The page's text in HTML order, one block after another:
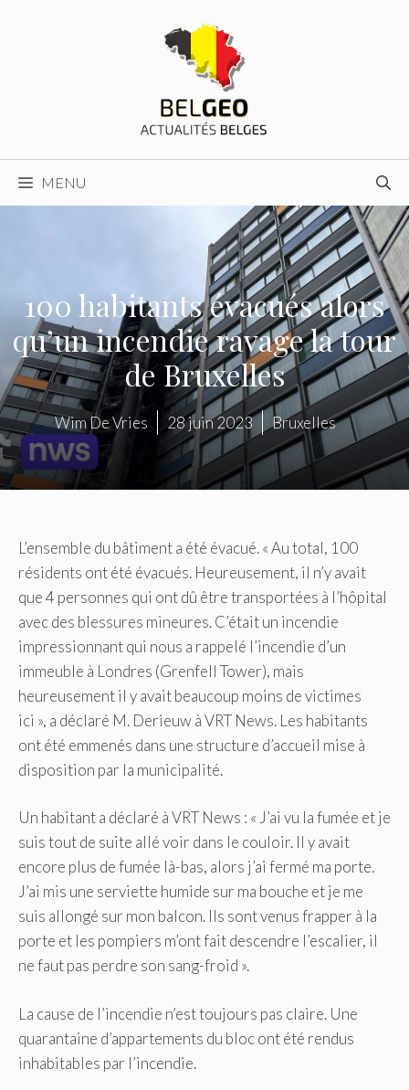
MENU
100 habitants évacués alors
qu’un incendie ravage la tour
de Bruxelles
Wim De Vries 28 juin 2023 Bruxelles
L’ensemble du bâtiment a été évacué. « Au total, 100
résidents ont été évacués. Heureusement, il n’y avait
que 4 personnes qui ont dû être transportées à l’hôpital
avec des blessures mineures. C’était un incendie
impressionnant qui nous a rappelé l’incendie d’un
immeuble à Londres (Grenfell Tower), mais
heureusement il y avait beaucoup moins de victimes
ici », a déclaré M. Derieuw à VRT News. Les habitants
ont été emmenés dans une structure d’accueil mise à
disposition par la municipalité.
Un habitant a déclaré à VRT News : « J’ai vu la fumée et je
suis tout de suite allé voir dans le couloir. Il y avait
encore plus de fumée là-bas, alors j’ai fermé ma porte.
J’ai mis une serviette humide sur ma bouche et je me
suis allongé sur mon balcon. Ils sont venus frapper à la
porte et les pompiers m’ont fait descendre l’escalier, il
ne faut pas perdre son sang-froid ».
La cause de l’incendie n’est toujours pas claire. Une
quarantaine d’appartements du bloc ont été rendus
inhabitables par l’incendie.